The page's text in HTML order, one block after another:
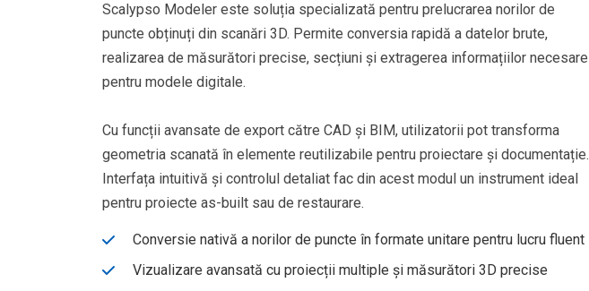
Scalypso Modeler este soluția specializată pentru prelucrarea norilor de
puncte obținuți din scanări 3D. Permite conversia rapidă a datelor brute,
realizarea de măsurători precise, secțiuni și extragerea informațiilor necesare
pentru modele digitale.
Cu funcții avansate de export către CAD și BIM, utilizatorii pot transforma
geometria scanată în elemente reutilizabile pentru proiectare și documentație.
Interfața intuitivă și controlul detaliat fac din acest modul un instrument ideal
pentru proiecte as-built sau de restaurare.
Conversie nativă a norilor de puncte în formate unitare pentru lucru fluent
Vizualizare avansată cu proiecții multiple și măsurători 3D precise